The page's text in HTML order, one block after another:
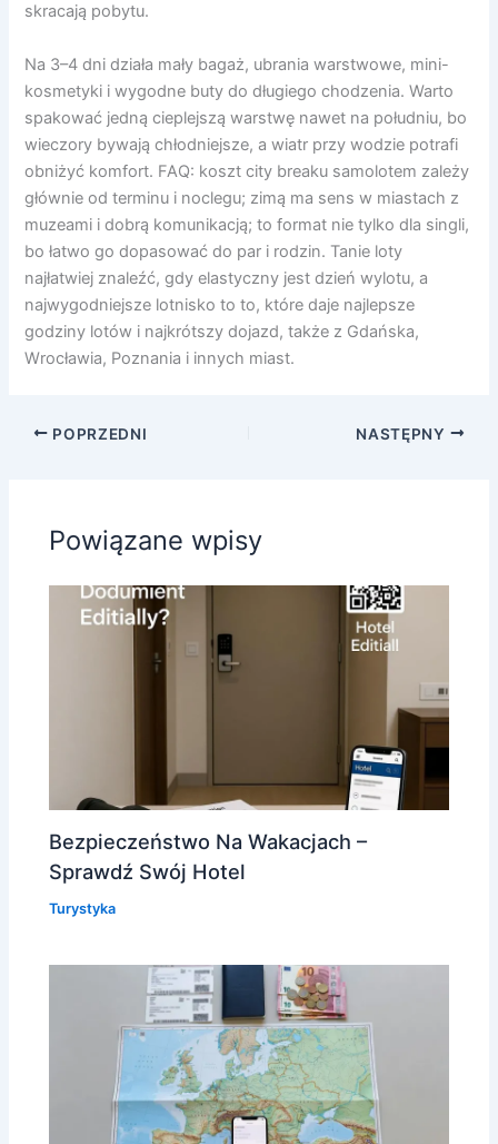
skracają pobytu.
Na 3–4 dni działa mały bagaż, ubrania warstwowe, mini-
kosmetyki i wygodne buty do długiego chodzenia. Warto
spakować jedną cieplejszą warstwę nawet na południu, bo
wieczory bywają chłodniejsze, a wiatr przy wodzie potrafi
obniżyć komfort. FAQ: koszt city breaku samolotem zależy
głównie od terminu i noclegu; zimą ma sens w miastach z
muzeami i dobrą komunikacją; to format nie tylko dla singli,
bo łatwo go dopasować do par i rodzin. Tanie loty
najłatwiej znaleźć, gdy elastyczny jest dzień wylotu, a
najwygodniejsze lotnisko to to, które daje najlepsze
godziny lotów i najkrótszy dojazd, także z Gdańska,
Wrocławia, Poznania i innych miast.
POPRZEDNI NASTĘPNY
Powiązane wpisy
Bezpieczeństwo Na Wakacjach –
Sprawdź Swój Hotel
Turystyka